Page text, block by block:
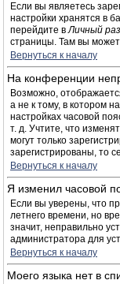
Если вы являетесь
настройки хранятся в
перейдите вЛичный
страницы. Там вы
Вернуться к началу
На конференции
Возможно,
а не к тому, в котором
настройках часовой
т. д. Учтите, что
могут только
зарегистрированы, то
Вернуться к началу
Я изменил часовой
Если вы уверены, что
летнего времени, но
значит, неправильно
администратора для
Вернуться к началу
Моего языка нет в